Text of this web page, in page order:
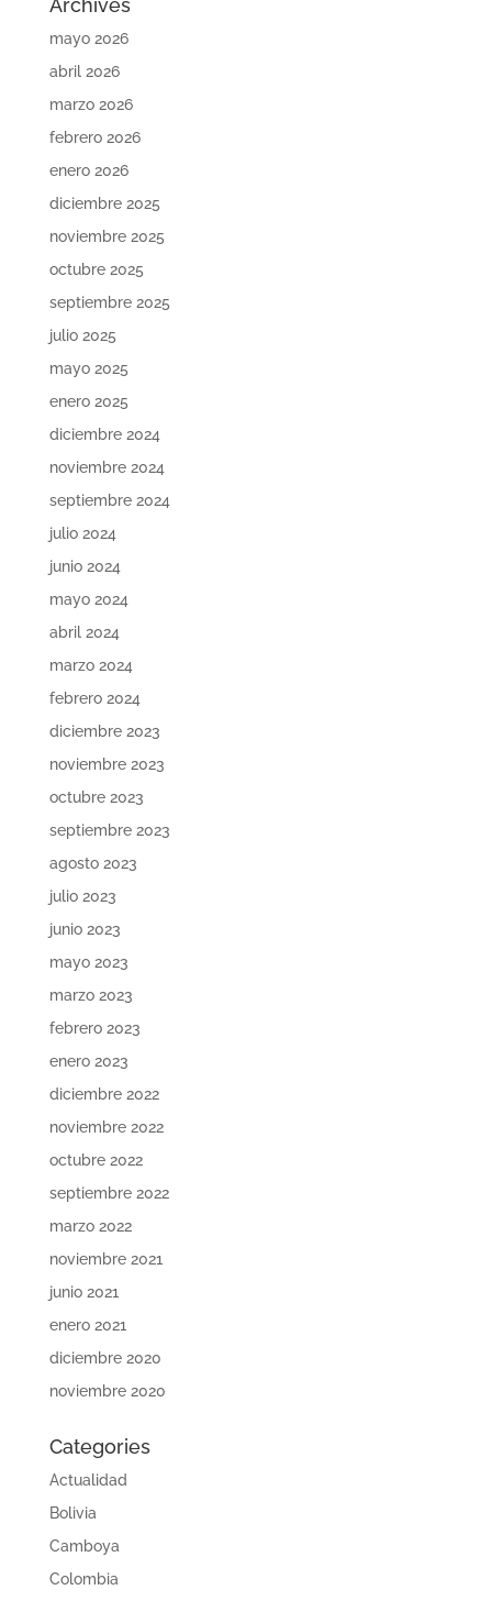
Archives
mayo 2026
abril 2026
marzo 2026
febrero 2026
enero 2026
diciembre 2025
noviembre 2025
octubre 2025
septiembre 2025
julio 2025
mayo 2025
enero 2025
diciembre 2024
noviembre 2024
septiembre 2024
julio 2024
junio 2024
mayo 2024
abril 2024
marzo 2024
febrero 2024
diciembre 2023
noviembre 2023
octubre 2023
septiembre 2023
agosto 2023
julio 2023
junio 2023
mayo 2023
marzo 2023
febrero 2023
enero 2023
diciembre 2022
noviembre 2022
octubre 2022
septiembre 2022
marzo 2022
noviembre 2021
junio 2021
enero 2021
diciembre 2020
noviembre 2020
Categories
Actualidad
Bolivia
Camboya
Colombia